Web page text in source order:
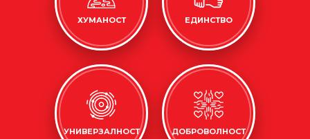
ХУМАНОСТ ЕДИНСТВО
УНИВЕРЗАЛНОСТ ДОБРОВОЛНОСТ